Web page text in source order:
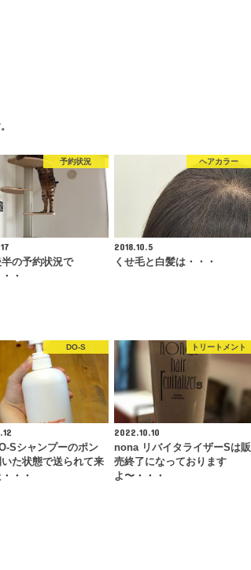
予約状況
半の予約状況で
・
ヘアカラー
2018.10.5
くせ毛と白髪は・・・
DO-S
Sシャンプーのポン
た状態で送られて来
・・
トリートメント
2022.10.10
nona リバイタライザーSは販
売終了になっております
よ〜・・・